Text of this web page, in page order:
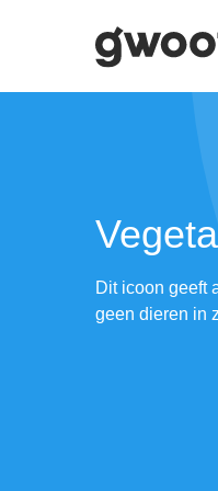
Dit icoon geeft
geen dieren in